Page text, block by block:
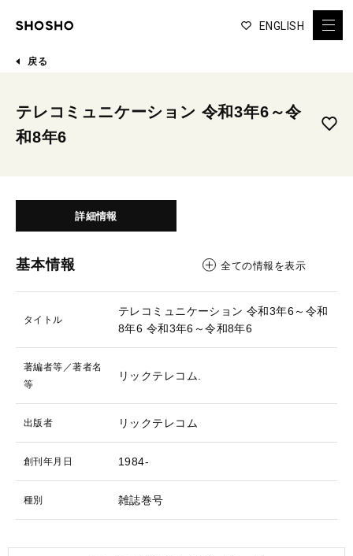
ENGLISH
戻る
テレコミュニケーション 令和3年6～令
和8年6
詳細情報
基本情報 全ての情報を表示
タイトル
テレコミュニケーション 令和3年6～令和
8年6 令和3年6～令和8年6
著編者等／著者名
等
リックテレコム.
出版者 リックテレコム
創刊年月日 1984-
種別 雑誌巻号